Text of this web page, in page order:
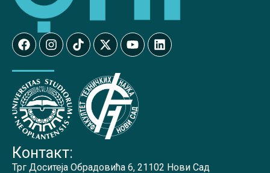
Контакт:
Трг Доситеја Обрадовића 6, 21102 Нови Сад